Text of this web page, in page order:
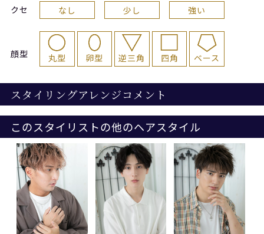
クセ なし 少し 強い
顔型 丸型 卵型 逆三角 四角 ベース
スタイリングアレンジコメント
このスタイリストの他のヘアスタイル